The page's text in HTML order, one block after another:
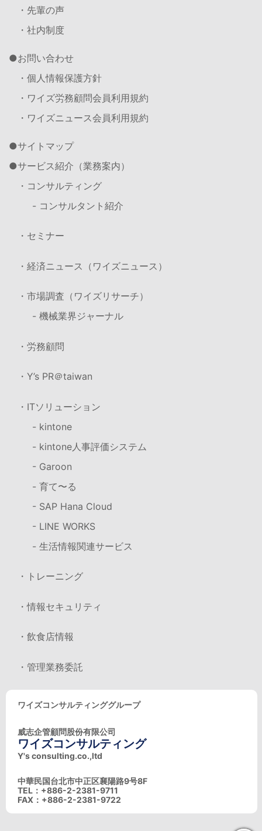
・先輩の声
・社内制度
お問い合わせ
・個人情報保護方針
・ワイズ労務顧問会員利用規約
・ワイズニュース会員利用規約
サイトマップ
サービス紹介（業務案内）
・コンサルティング
- コンサルタント紹介
・セミナー
・経済ニュース（ワイズニュース）
・市場調査（ワイズリサーチ）
- 機械業界ジャーナル
・労務顧問
・Y’s PR＠taiwan
・ITソリューション
- kintone
- kintone人事評価システム
- Garoon
- 育て〜る
- SAP Hana Cloud
- LINE WORKS
- 生活情報関連サービス
・トレーニング
・情報セキュリティ
・飲食店情報
・管理業務委託
ワイズコンサルティンググループ
威志企管顧問股份有限公司
ワイズコンサルティング
Y's consulting.co.,ltd
中華民国台北市中正区襄陽路9号8F
TEL：+886-2-2381-9711
FAX：+886-2-2381-9722